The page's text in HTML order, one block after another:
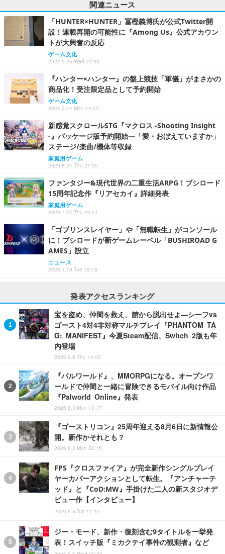
関連ニュース
「HUNTER×HUNTER」冨樫義博氏が公式Twitter開
設！連載再開の可能性に『Among Us』公式アカウン
トが大興奮の反応
ゲーム文化
2022.5.25 Wed 22:30
『ハンター×ハンター』の盤上競技「軍儀」がまさかの
商品化！受注限定品として予約開始
ゲーム文化
2022.2.14 Mon 14:00
新感覚スクロールSTG『マクロス -Shooting Insight
-』パッケージ版予約開始―「愛・おぼえていますか」
ステージ/楽曲/機体等収録
家庭用ゲーム
2023.8.24 Thu 21:30
ファンタジー&現代世界の二重生活ARPG！ブシロード
15周年記念作『リアセカイ』詳細発表
家庭用ゲーム
2023.7.27 Thu 20:21
「ゴブリンスレイヤー」や「無職転生」がコンソール
に！ブシロードが新ゲームレーベル「BUSHIROAD G
AMES」設立
ニュース
2023.1.10 Tue 12:18
発表アクセスランキング
宝を盗め、仲間を救え、館から脱出せよ―シーフvs
ゴースト4対4非対称マルチプレイ『PHANTOM TA
G: MANIFEST』今夏Steam配信、Switch 2版も年
内登場
2026.8.6 Thu 14:00
『パルワールド』、MMORPGになる。オープンワ
ールドで仲間と一緒に冒険できるモバイル向け作品
『Palworld Online』発表
2026.8.3 Mon 13:17
『ゴーストリコン』25周年迎える8月6日に新情報公
開。新作かそれとも？
2026.8.3 Mon 22:15
FPS『クロスファイア』が完全新作シングルプレイ
ヤーカバーアクションとして転生。『アンチャーテ
ッド』と『CoD:MW』手掛けた二人の新スタジオデ
ビュー作【インタビュー】
2026.6.6 Sat 11:15
ジー・モード、新作・復刻含む9タイトルを一挙発
表！スイッチ版『ミカクテイ事件の観測者』など